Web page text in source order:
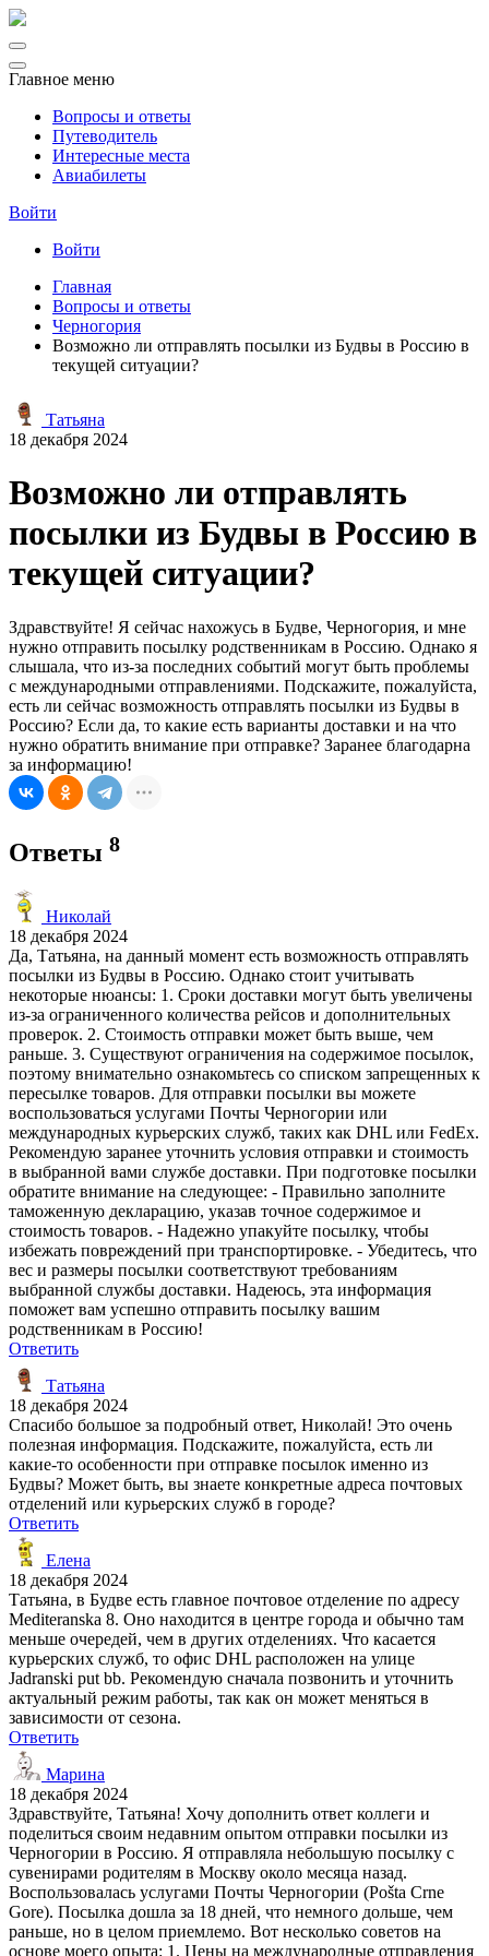
Главное меню
Вопросы и ответы
Путеводитель
Интересные места
Авиабилеты
Войти
Войти
Главная
Вопросы и ответы
Черногория
Возможно ли отправлять посылки из Будвы в Россию в
текущей ситуации?
Татьяна
18 декабря 2024
Возможно ли отправлять
посылки из Будвы в Россию в
текущей ситуации?
Здравствуйте! Я сейчас нахожусь в Будве, Черногория, и мне
нужно отправить посылку родственникам в Россию. Однако я
слышала, что из-за последних событий могут быть проблемы
с международными отправлениями. Подскажите, пожалуйста,
есть ли сейчас возможность отправлять посылки из Будвы в
Россию? Если да, то какие есть варианты доставки и на что
нужно обратить внимание при отправке? Заранее благодарна
за информацию!
Ответы 8
Николай
18 декабря 2024
Да, Татьяна, на данный момент есть возможность отправлять
посылки из Будвы в Россию. Однако стоит учитывать
некоторые нюансы: 1. Сроки доставки могут быть увеличены
из-за ограниченного количества рейсов и дополнительных
проверок. 2. Стоимость отправки может быть выше, чем
раньше. 3. Существуют ограничения на содержимое посылок,
поэтому внимательно ознакомьтесь со списком запрещенных к
пересылке товаров. Для отправки посылки вы можете
воспользоваться услугами Почты Черногории или
международных курьерских служб, таких как DHL или FedEx.
Рекомендую заранее уточнить условия отправки и стоимость
в выбранной вами службе доставки. При подготовке посылки
обратите внимание на следующее: - Правильно заполните
таможенную декларацию, указав точное содержимое и
стоимость товаров. - Надежно упакуйте посылку, чтобы
избежать повреждений при транспортировке. - Убедитесь, что
вес и размеры посылки соответствуют требованиям
выбранной службы доставки. Надеюсь, эта информация
поможет вам успешно отправить посылку вашим
родственникам в Россию!
Ответить
Татьяна
18 декабря 2024
Спасибо большое за подробный ответ, Николай! Это очень
полезная информация. Подскажите, пожалуйста, есть ли
какие-то особенности при отправке посылок именно из
Будвы? Может быть, вы знаете конкретные адреса почтовых
отделений или курьерских служб в городе?
Ответить
Елена
18 декабря 2024
Татьяна, в Будве есть главное почтовое отделение по адресу
Mediteranska 8. Оно находится в центре города и обычно там
меньше очередей, чем в других отделениях. Что касается
курьерских служб, то офис DHL расположен на улице
Jadranski put bb. Рекомендую сначала позвонить и уточнить
актуальный режим работы, так как он может меняться в
зависимости от сезона.
Ответить
Марина
18 декабря 2024
Здравствуйте, Татьяна! Хочу дополнить ответ коллеги и
поделиться своим недавним опытом отправки посылки из
Черногории в Россию. Я отправляла небольшую посылку с
сувенирами родителям в Москву около месяца назад.
Воспользовалась услугами Почты Черногории (Pošta Crne
Gore). Посылка дошла за 18 дней, что немного дольше, чем
раньше, но в целом приемлемо. Вот несколько советов на
основе моего опыта: 1. Цены на международные отправления